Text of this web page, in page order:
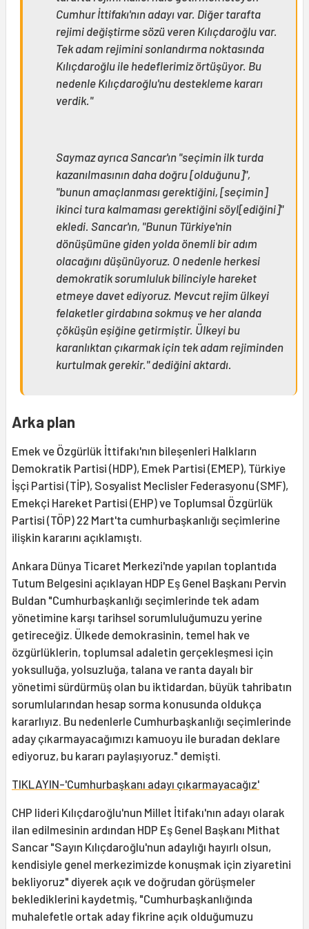
Cumhur İttifakı'nın adayı var. Diğer tarafta
rejimi değiştirme sözü veren Kılıçdaroğlu var.
Tek adam rejimini sonlandırma noktasında
Kılıçdaroğlu ile hedeflerimiz örtüşüyor. Bu
nedenle Kılıçdaroğlu'nu destekleme kararı
verdik."
Saymaz ayrıca Sancar'ın "seçimin ilk turda
kazanılmasının daha doğru [olduğunu]",
"bunun amaçlanması gerektiğini, [seçimin]
ikinci tura kalmaması gerektiğini söyl[ediğini]"
ekledi. Sancar'ın, "Bunun Türkiye'nin
dönüşümüne giden yolda önemli bir adım
olacağını düşünüyoruz. O nedenle herkesi
demokratik sorumluluk bilinciyle hareket
etmeye davet ediyoruz. Mevcut rejim ülkeyi
felaketler girdabına sokmuş ve her alanda
çöküşün eşiğine getirmiştir. Ülkeyi bu
karanlıktan çıkarmak için tek adam rejiminden
kurtulmak gerekir." dediğini aktardı.
Arka plan
Emek ve Özgürlük İttifakı'nın bileşenleri Halkların
Demokratik Partisi (HDP), Emek Partisi (EMEP), Türkiye
İşçi Partisi (TİP), Sosyalist Meclisler Federasyonu (SMF),
Emekçi Hareket Partisi (EHP) ve Toplumsal Özgürlük
Partisi (TÖP) 22 Mart'ta cumhurbaşkanlığı seçimlerine
ilişkin kararını açıklamıştı.
Ankara Dünya Ticaret Merkezi'nde yapılan toplantıda
Tutum Belgesini açıklayan HDP Eş Genel Başkanı Pervin
Buldan "Cumhurbaşkanlığı seçimlerinde tek adam
yönetimine karşı tarihsel sorumluluğumuzu yerine
getireceğiz. Ülkede demokrasinin, temel hak ve
özgürlüklerin, toplumsal adaletin gerçekleşmesi için
yoksulluğa, yolsuzluğa, talana ve ranta dayalı bir
yönetimi sürdürmüş olan bu iktidardan, büyük tahribatın
sorumlularından hesap sorma konusunda oldukça
kararlıyız. Bu nedenlerle Cumhurbaşkanlığı seçimlerinde
aday çıkarmayacağımızı kamuoyu ile buradan deklare
ediyoruz, bu kararı paylaşıyoruz." demişti.
TIKLAYIN-'Cumhurbaşkanı adayı çıkarmayacağız'
CHP lideri Kılıçdaroğlu'nun Millet İtifakı'nın adayı olarak
ilan edilmesinin ardından HDP Eş Genel Başkanı Mithat
Sancar "Sayın Kılıçdaroğlu'nun adaylığı hayırlı olsun,
kendisiyle genel merkezimizde konuşmak için ziyaretini
bekliyoruz" diyerek açık ve doğrudan görüşmeler
beklediklerini kaydetmiş, "Cumhurbaşkanlığında
muhalefetle ortak aday fikrine açık olduğumuzu